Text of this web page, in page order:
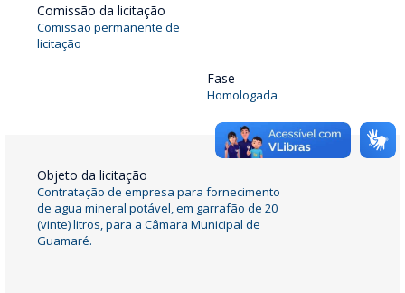
Comissão da licitação
Comissão permanente de
licitação
Fase
Homologada
Objeto da licitação
Contratação de empresa para fornecimento
de agua mineral potável, em garrafão de 20
(vinte) litros, para a Câmara Municipal de
Guamaré.